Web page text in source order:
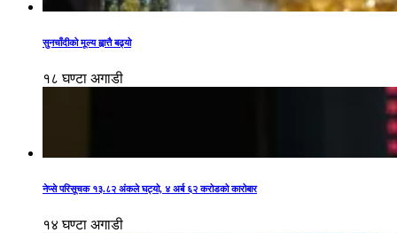
सुनचाँदीको मूल्य ह्वात्तै बढ्यो
१८ घण्टा अगाडी
नेप्से परिसूचक १३.८२ अंकले घट्यो, ४ अर्ब ६२ करोडको कारोबार
१४ घण्टा अगाडी